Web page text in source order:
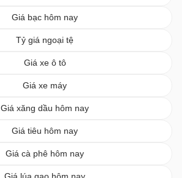
Giá bạc hôm nay
Tỷ giá ngoại tệ
Giá xe ô tô
Giá xe máy
Giá xăng dầu hôm nay
Giá tiêu hôm nay
Giá cà phê hôm nay